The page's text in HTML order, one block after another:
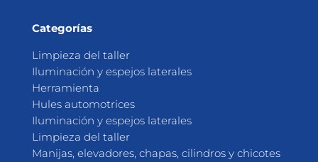
Categorías
Limpieza del taller
Iluminación y espejos laterales
Herramienta
Hules automotrices
Iluminación y espejos laterales
Limpieza del taller
Manijas, elevadores, chapas, cilindros y chicotes